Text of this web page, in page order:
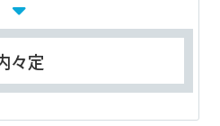
々定